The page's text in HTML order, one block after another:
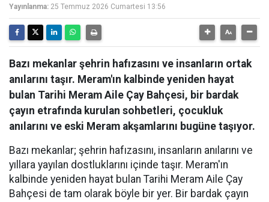
Yayınlanma: 25 Temmuz 2026 Cumartesi 13:56
Bazı mekanlar şehrin hafızasını ve insanların ortak
anılarını taşır. Meram'ın kalbinde yeniden hayat
bulan Tarihi Meram Aile Çay Bahçesi, bir bardak
çayın etrafında kurulan sohbetleri, çocukluk
anılarını ve eski Meram akşamlarını bugüne taşıyor.
Bazı mekanlar; şehrin hafızasını, insanların anılarını ve
yıllara yayılan dostluklarını içinde taşır. Meram'ın
kalbinde yeniden hayat bulan Tarihi Meram Aile Çay
Bahçesi de tam olarak böyle bir yer. Bir bardak çayın